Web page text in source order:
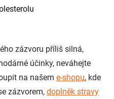
zázvoru příliš silná,
účinky, neváhejte
na našem e-shopu, kde
zázvorem, doplněk stravy